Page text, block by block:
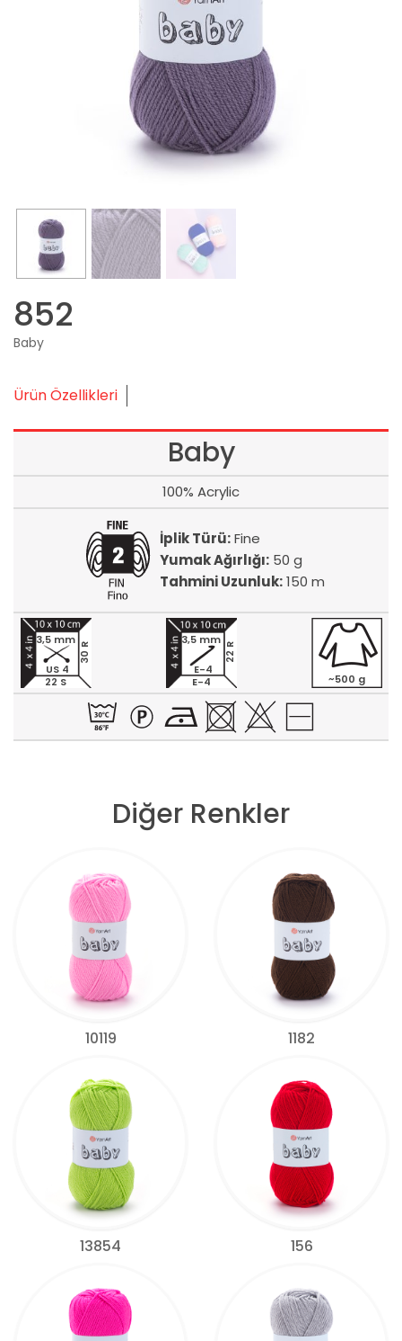
852
Baby
Ürün Özellikleri
Baby
100% Acrylic
İplik Türü:Fine
Yumak Ağırlığı: 50 g
Tahmini Uzunluk:150 m
22 S
30 R
3,5 mm
US 4
E-4
22 R
3,5 mm
E-4
~500 g
Diğer Renkler
10119 1182
13854 156